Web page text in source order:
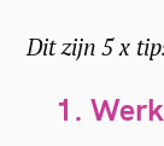
Dit zijn 5 x
1.